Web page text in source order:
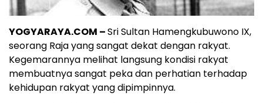
YOGYARAYA.COM –Sri Sultan Hamengkubuwono IX,
seorang Raja yang sangat dekat dengan rakyat.
Kegemarannya melihat langsung kondisi rakyat
membuatnya sangat peka dan perhatian terhadap
kehidupan rakyat yang dipimpinnya.